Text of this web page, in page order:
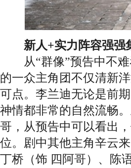
新人+实力阵容强强
从“群像”预告中不难
的一众主角团不仅清新
可点。李兰迪无论是前
神情都非常的自然流畅
哥，从预告中可以看出
位。剧中其他主角辛云
丁桥（饰 四阿哥）、陈